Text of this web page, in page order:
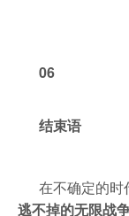
06
结束语
在不确定的时
逃不掉的无限战争